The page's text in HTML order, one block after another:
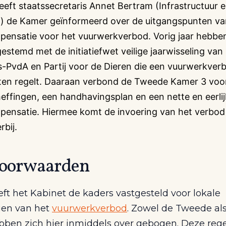
staatssecretaris Annet Bertram (Infrastructuur
de Kamer geïnformeerd over de uitgangspunten
voor het vuurwerkverbod. Vorig jaar
met de initiatiefwet veilige jaarwisseling van
PvdA en Partij voor de Dieren die een
regelt. Daaraan verbond de Tweede Kamer 3
een handhavingsplan en een nette en
Hiermee komt de invoering van het
het Kabinet de kaders vastgesteld voor lokale
van het vuurwerkverbod. Zowel de Tweede
zich hier inmiddels over gebogen. Deze